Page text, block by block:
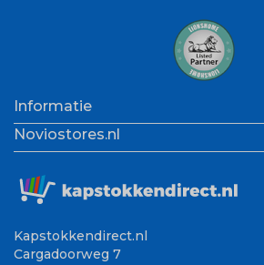
Informatie
Noviostores.nl
Kapstokkendirect.nl
Cargadoorweg 7